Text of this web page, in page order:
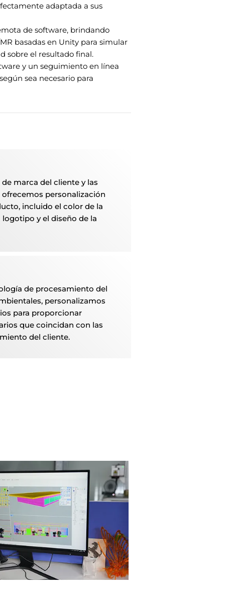
adaptada a sus
de software, brindando
basadas en Unity para simular
sobre el resultado final.
y un seguimiento en línea
sea necesario para
marca del cliente y las
personalización
incluido el color de la
y el diseño de la
de procesamiento del
personalizamos
para proporcionar
que coincidan con las
del cliente.